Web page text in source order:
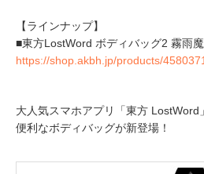
【ラインナップ】
■東方LostWord ボディバッグ2 霧雨
https://shop.akbh.jp/products/
大人気スマホアプリ「東方 LostWord
便利なボディバッグが新登場！